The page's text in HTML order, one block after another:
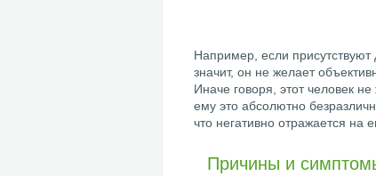
Например, если присутствуют
значит, он не желает
Иначе говоря, этот человек
ему это абсолютно
что негативно отражается на
Причины и